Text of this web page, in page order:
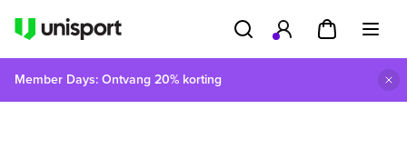
Member Days: Ontvang 20% korting